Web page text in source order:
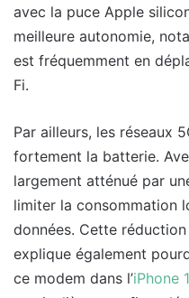
avec la puce Apple
meilleure autonomie,
est fréquemment en
Fi.
Par ailleurs, les réseaux
fortement la batterie.
largement atténué par
limiter la consommation
données. Cette
explique également
ce modem dans l’iPhone